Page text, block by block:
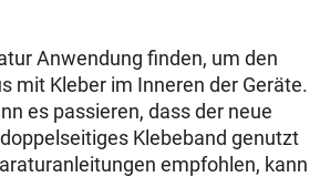
Anwendung finden, um den
mit Kleber im Inneren der Geräte.
es passieren, dass der neue
Klebeband genutzt
empfohlen, kann